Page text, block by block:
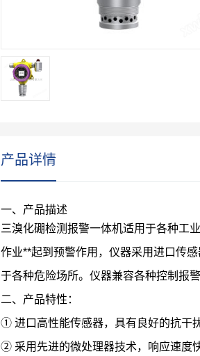
产品详情
一、产品描述
三溴化硼检测报警一体机适用于各种工
作业**起到预警作用，仪器采用进口传
于各种危险场所。仪器兼容各种控制报警
二、产品特性：
① 进口高性能传感器，具有良好的抗干
② 采用先进的微处理器技术，响应速度